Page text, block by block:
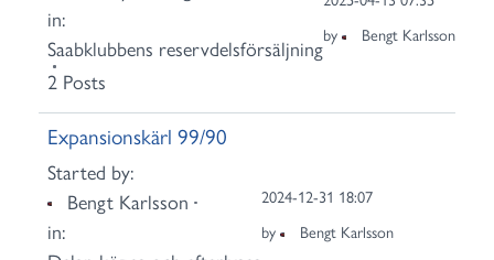
in:
Saabklubbens reservdelsförsäljning
2 Posts
by
Bengt Karlsson
Expansionskärl 99/90
Started by:
Bengt Karlsson
in:
2024-12-31 18:07
by
Bengt Karlsson